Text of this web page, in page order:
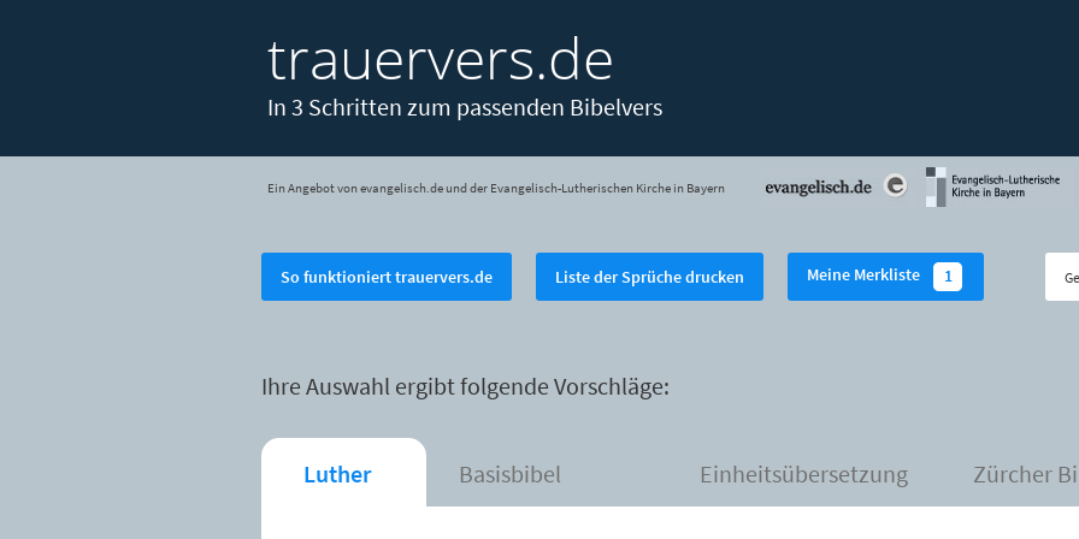
trauervers.de
In 3 Schritten zum passenden Bibelvers
Ein Angebot von evangelisch.de und der Evangelisch-Lutherischen Kirche in Bayern
So funktioniert trauervers.de Liste der Sprüche drucken Meine Merkliste 1
Ihre Auswahl ergibt folgende Vorschläge:
Luther Basisbibel Einheitsübersetzung Zürcher